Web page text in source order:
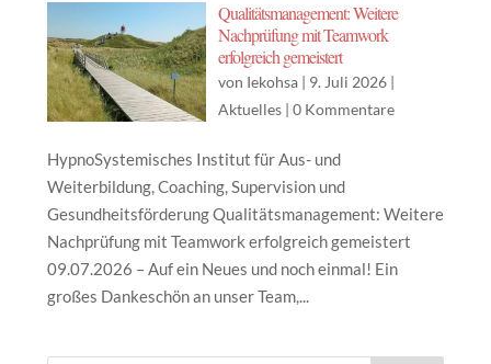
Qualitätsmanagement: Weitere
Nachprüfung mit Teamwork
erfolgreich gemeistert
von Iekohsa| 9. Juli 2026|
Aktuelles| 0 Kommentare
HypnoSystemisches Institut für Aus- und
Weiterbildung, Coaching, Supervision und
Gesundheitsförderung Qualitätsmanagement: Weitere
Nachprüfung mit Teamwork erfolgreich gemeistert
09.07.2026 – Auf ein Neues und noch einmal! Ein
großes Dankeschön an unser Team,...